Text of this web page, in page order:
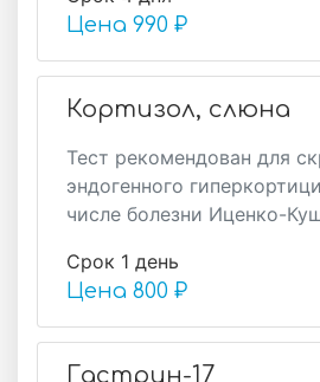
Цена 990 ₽
Кортизол, слюна
Тест рекомендован для
эндогенного
числе болезни Иценко-
Срок 1 день
Цена 800 ₽
Гастрин-17